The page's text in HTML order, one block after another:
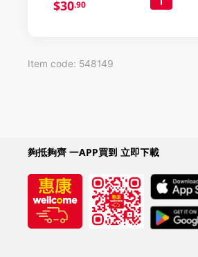
$30.90
Item code: 548149
夠抵夠齊 一APP買到 立即下載